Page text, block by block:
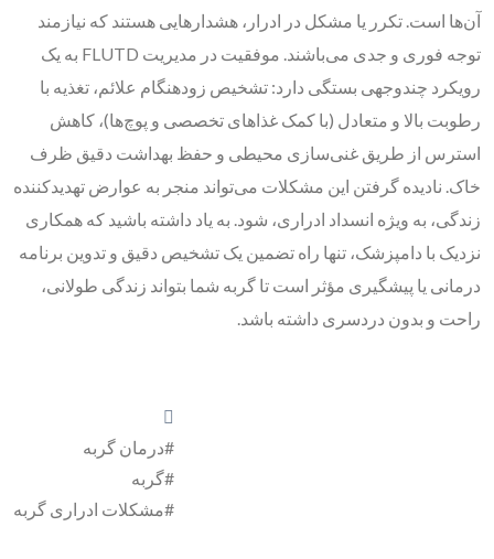
آن‌ها است. تکرر یا مشکل در ادرار، هشدارهایی هستند که نیازمند
توجه فوری و جدی می‌باشند. موفقیت در مدیریت FLUTD به یک
رویکرد چندوجهی بستگی دارد: تشخیص زودهنگام علائم، تغذیه با
رطوبت بالا و متعادل (با کمک غذاهای تخصصی و پوچ‌ها)، کاهش
استرس از طریق غنی‌سازی محیطی و حفظ بهداشت دقیق ظرف
خاک. نادیده گرفتن این مشکلات می‌تواند منجر به عوارض تهدیدکننده
زندگی، به ویژه انسداد ادراری، شود. به یاد داشته باشید که همکاری
نزدیک با دامپزشک، تنها راه تضمین یک تشخیص دقیق و تدوین برنامه
درمانی یا پیشگیری مؤثر است تا گربه شما بتواند زندگی طولانی،
راحت و بدون دردسری داشته باشد.
#درمان گربه
#گربه
#مشکلات ادراری گربه